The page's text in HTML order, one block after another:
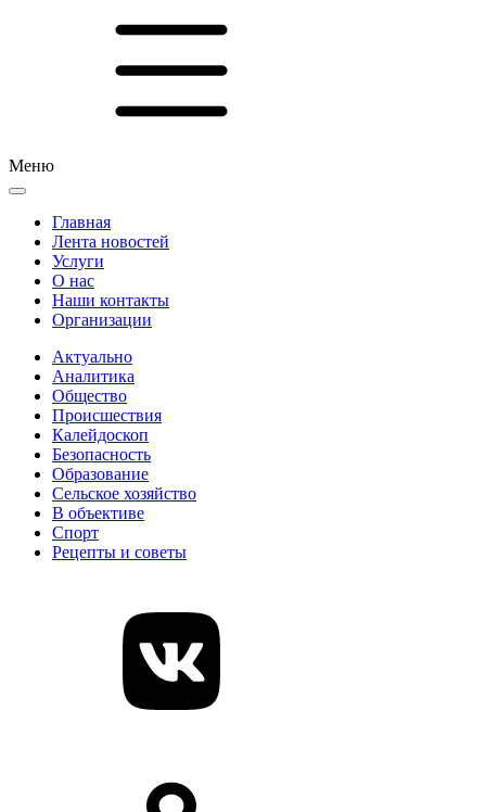
Меню
Главная
Лента новостей
Услуги
О нас
Наши контакты
Организации
Актуально
Аналитика
Общество
Происшествия
Калейдоскоп
Безопасность
Образование
Сельское хозяйство
В объективе
Спорт
Рецепты и советы